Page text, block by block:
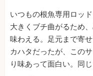
いつもの根魚専用ロッ
大きくブチ曲がるため
味わえる。足元まで寄
カハタだったが、この
り味あって面白い。同